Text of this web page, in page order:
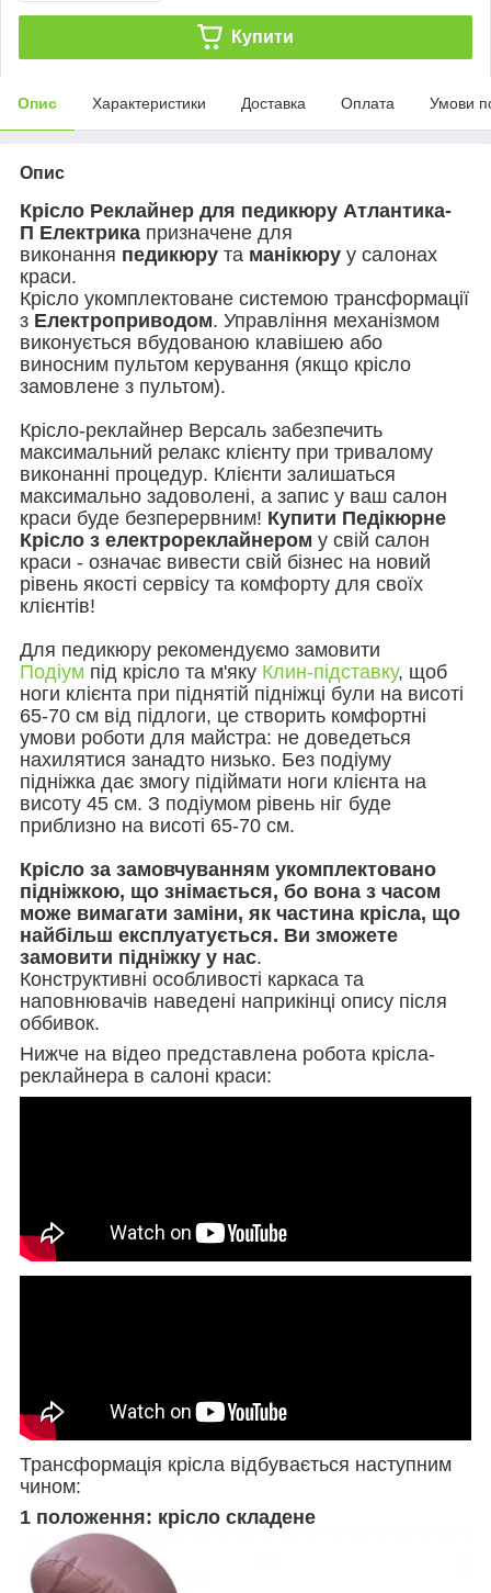
Купити
Опис Характеристики Доставка Оплата Умови
Опис
Крісло Реклайнер для педикюру Атлантика-
П Електрика призначене для
виконання педикюру та манікюру у салонах
краси.
Крісло укомплектоване системою трансформації
з Електроприводом. Управління механізмом
виконується вбудованою клавішею або
виносним пультом керування (якщо крісло
замовлене з пультом).
Крісло-реклайнер Версаль забезпечить
максимальний релакс клієнту при тривалому
виконанні процедур. Клієнти залишаться
максимально задоволені, а запис у ваш салон
краси буде безперервним! Купити Педікюрне
Крісло з електрореклайнером у свій салон
краси - означає вивести свій бізнес на новий
рівень якості сервісу та комфорту для своїх
клієнтів!
Для педикюру рекомендуємо замовити
Подіум під крісло та м'яку Клин-підставку, щоб
ноги клієнта при піднятій підніжці були на висоті
65-70 см від підлоги, це створить комфортні
умови роботи для майстра: не доведеться
нахилятися занадто низько. Без подіуму
підніжка дає змогу підіймати ноги клієнта на
висоту 45 см. З подіумом рівень ніг буде
приблизно на висоті 65-70 см.
Крісло за замовчуванням укомплектовано
підніжкою, що знімається, бо вона з часом
може вимагати заміни, як частина крісла, що
найбільш експлуатується. Ви зможете
замовити підніжку у нас.
Конструктивні особливості каркаса та
наповнювачів наведені наприкінці опису після
оббивок.
Нижче на відео представлена робота крісла-
реклайнера в салоні краси:
Трансформація крісла відбувається наступним
чином:
1 положення: крісло складене